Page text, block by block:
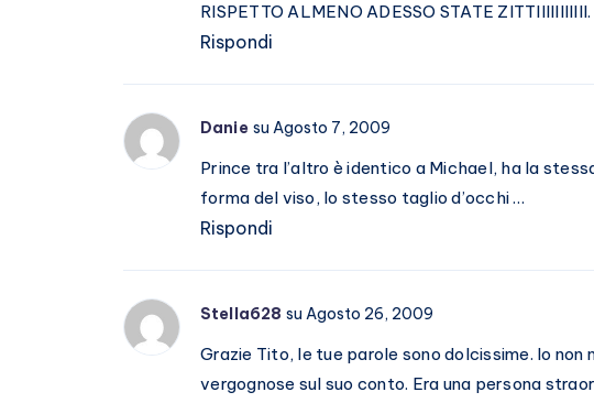
RISPETTO ALMENO ADESSO STATE
Rispondi
Danie su Agosto 7, 2009
Prince tra l’altro è identico a Michael, ha la
forma del viso, lo stesso taglio d’occhi …
Rispondi
Stella628 su Agosto 26, 2009
Grazie Tito, le tue parole sono dolcissime. Io
vergognose sul suo conto. Era una persona